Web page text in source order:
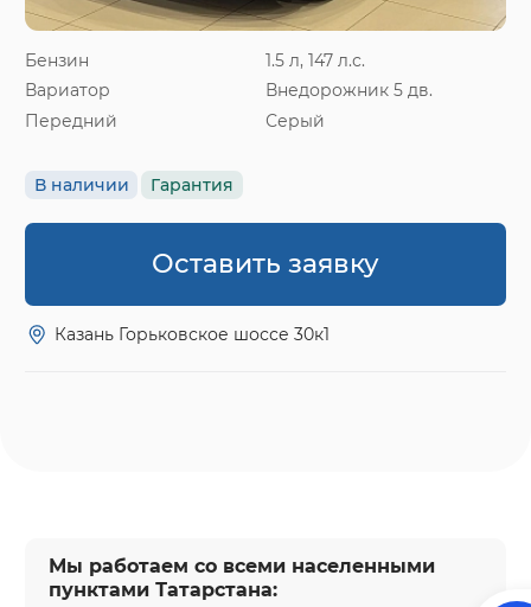
Бензин
1.5 л, 147 л.с.
Вариатор
Внедорожник 5 дв.
Передний
Серый
В наличии Гарантия
Оставить заявку
Казань Горьковское шоссе 30к1
Мы работаем со всеми населенными
пунктами Татарстана: